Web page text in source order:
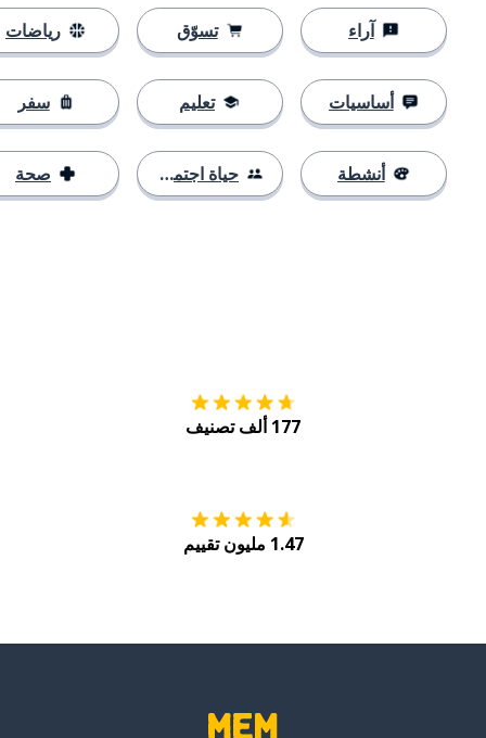
آراء
أساسيات
أنشطة
تسوّق
تعليم
حياة اجتماعية
رياضات
سفر
صحة
177 ألف تصنيف
1.47 مليون تقييم